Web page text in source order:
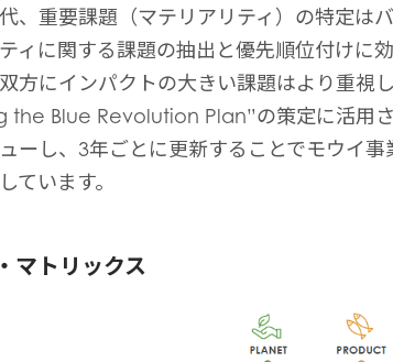
、重要課題（マテリアリティ）の特定は
ィに関する課題の抽出と優先順位付けに
方にインパクトの大きい課題はより重視
the Blue Revolution Plan”の策定に活用
ーし、3年ごとに更新することでモウイ事
ています。
マトリックス